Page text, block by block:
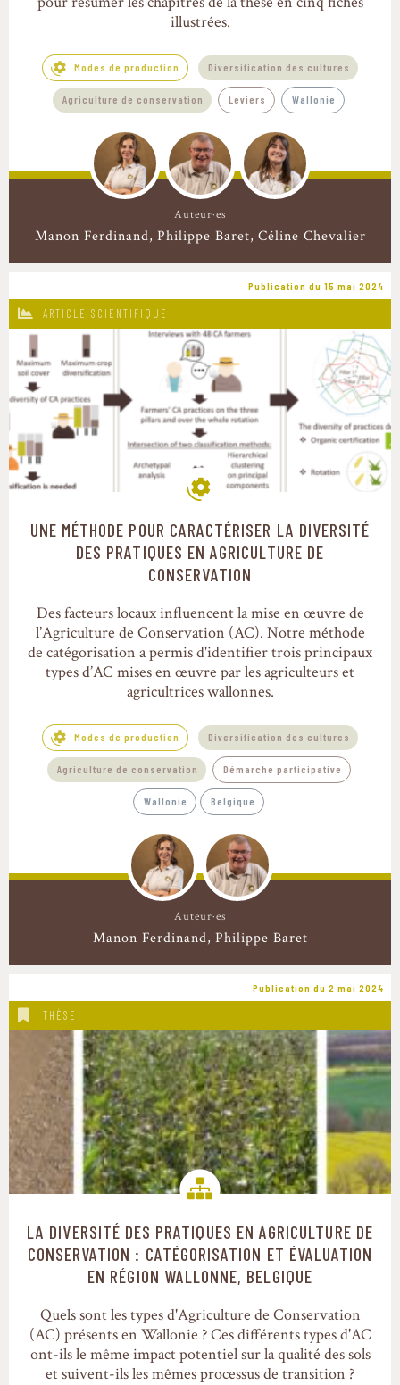
illustrées.
Modes de production Diversification des cultures
Agriculture de conservation Leviers Wallonie
Auteur·es
Manon Ferdinand Philippe Baret Céline Chevalier
Publication du 15 mai 2024
ARTICLE SCIENTIFIQUE
Modes de production
UNE MÉTHODE POUR CARACTÉRISER LA DIVERSITÉ
DES PRATIQUES EN AGRICULTURE DE
CONSERVATION
Des facteurs locaux influencent la mise en œuvre de
l’Agriculture de Conservation (AC). Notre méthode
de catégorisation a permis d'identifier trois principaux
types d’AC mises en œuvre par les agriculteurs et
agricultrices wallonnes.
Modes de production Diversification des cultures
Agriculture de conservation Démarche participative
Wallonie Belgique
Auteur·es
Manon Ferdinand Philippe Baret
Publication du 2 mai 2024
THÈSE
Chaînes de valeur alimentaires
LA DIVERSITÉ DES PRATIQUES EN AGRICULTURE DE
CONSERVATION : CATÉGORISATION ET ÉVALUATION
EN RÉGION WALLONNE, BELGIQUE
Quels sont les types d'Agriculture de Conservation
(AC) présents en Wallonie ? Ces différents types d'AC
ont-ils le même impact potentiel sur la qualité des sols
et suivent-ils les mêmes processus de transition ?